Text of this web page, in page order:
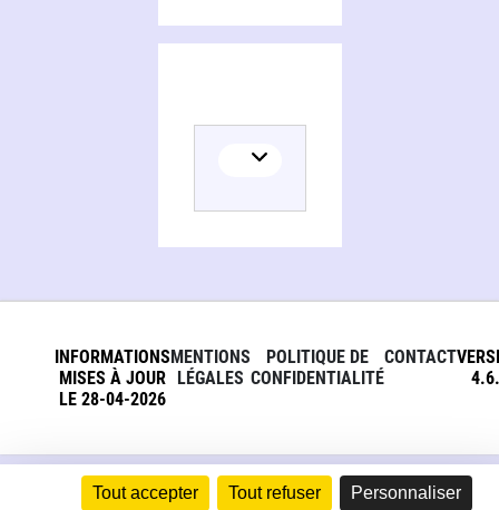
Tout accepter Tout refuser Personnaliser
INFORMATIONS
MISES À JOUR
LE 28-04-2026
MENTIONS
LÉGALES
POLITIQUE DE
CONFIDENTIALITÉ
CONTACT